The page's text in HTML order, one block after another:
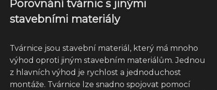
Porovnání tvárnic s jinými
stavebními materiály
Tvárnice jsou stavební materiál, který má mnoho
výhod oproti jiným stavebním materiálům. Jednou
z hlavních výhod je rychlost a jednoduchost
montáže. Tvárnice lze snadno spojovat pomocí